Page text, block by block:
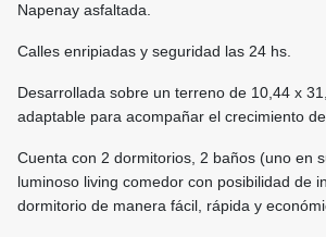
Napenay asfaltada.
Calles enripiadas y seguridad las 24 hs.
Desarrollada sobre un terreno de 10,44 x
adaptable para acompañar el crecimiento
Cuenta con 2 dormitorios, 2 baños (uno en
luminoso living comedor con posibilidad de
dormitorio de manera fácil, rápida y